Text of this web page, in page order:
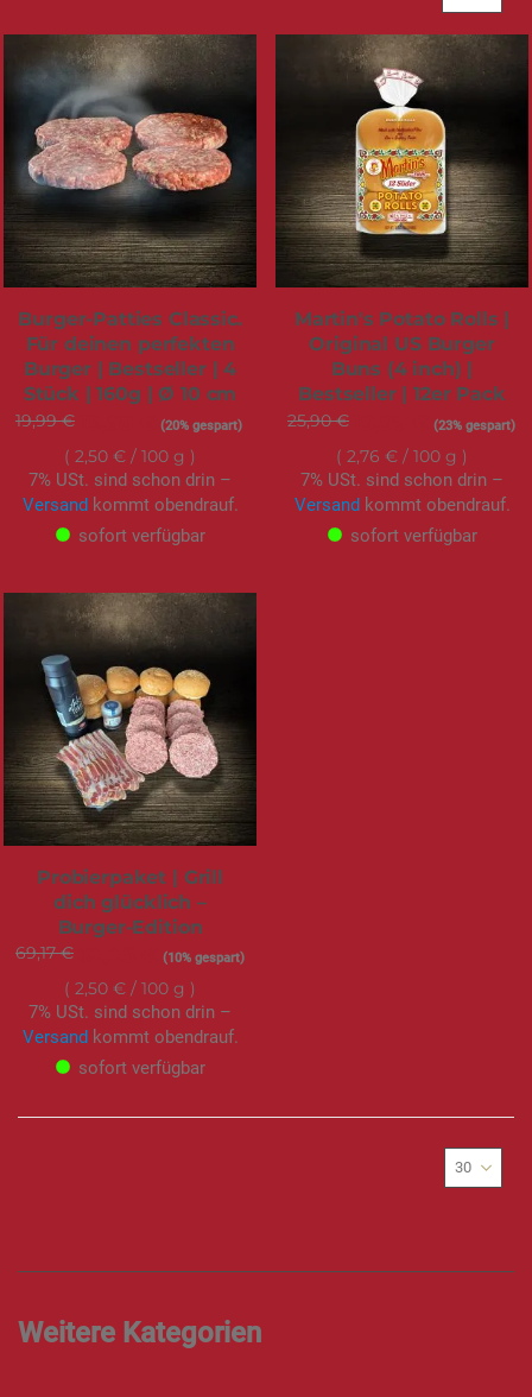
Burger-Patties Classic.
Für deinen perfekten
Burger | Bestseller | 4
Stück | 160g | Ø 10 cm
19,99 € Sonderangebot(20% gespart)
2,50 € / 100 g
7% USt. sind schon drin –
Versandkommt obendrauf.
sofort verfügbar
Martin's Potato Rolls |
Original US Burger
Buns (4 inch) |
Bestseller | 12er Pack
25,90 € Sonderangebot(23% gespart)
2,76 € / 100 g
7% USt. sind schon drin –
Versandkommt obendrauf.
sofort verfügbar
Probierpaket | Grill
dich glücklich –
Burger-Edition
69,17 € Sonderangebot(10% gespart)
2,50 € / 100 g
7% USt. sind schon drin –
Versand kommt obendrauf.
sofort verfügbar